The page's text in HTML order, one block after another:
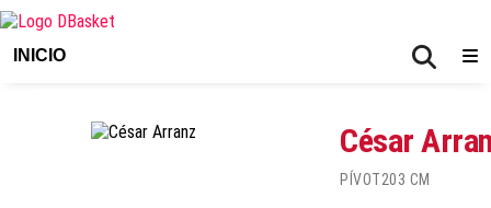
INICIO
César
PÍVOT203 CM